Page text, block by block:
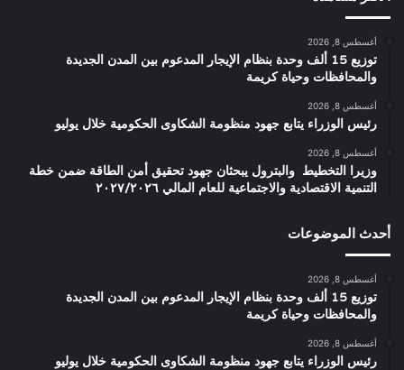
أغسطس 8, 2026
توزيع 15 ألف وحدة بنظام الإيجار المدعوم بين المدن الجديدة
والمحافظات وحياة كريمة
أغسطس 8, 2026
رئيس الوزراء يتابع جهود منظومة الشكاوى الحكومية خلال يوليو
أغسطس 8, 2026
وزيرا التخطيط والبترول يبحثان جهود تحقيق أمن الطاقة ضمن خطة
التنمية الاقتصادية والاجتماعية للعام المالي ٢٠٢٧/٢٠٢٦
أحدث الموضوعات
أغسطس 8, 2026
توزيع 15 ألف وحدة بنظام الإيجار المدعوم بين المدن الجديدة
والمحافظات وحياة كريمة
أغسطس 8, 2026
رئيس الوزراء يتابع جهود منظومة الشكاوى الحكومية خلال يوليو